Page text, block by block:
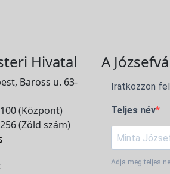
Hivatal
Baross u. 63-
(Központ)
(Zöld szám)
A
Iratkozzon
Teljes név
Adja meg teljes